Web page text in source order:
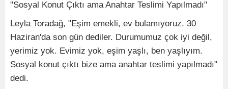
"Sosyal Konut Çıktı ama Anahtar Teslimi Yapılmadı"
Leyla Toradağ, "Eşim emekli, ev bulamıyoruz. 30
Haziran'da son gün dediler. Durumumuz çok iyi değil,
yerimiz yok. Evimiz yok, eşim yaşlı, ben yaşlıyım.
Sosyal konut çıktı bize ama anahtar teslimi yapılmadı"
dedi.